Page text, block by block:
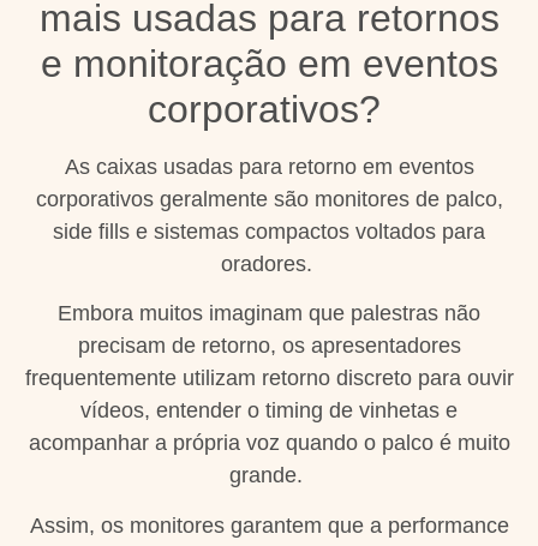
mais usadas para retornos
e monitoração em eventos
corporativos?
As caixas usadas para retorno em eventos
corporativos geralmente são monitores de palco,
side fills e sistemas compactos voltados para
oradores.
Embora muitos imaginam que palestras não
precisam de retorno, os apresentadores
frequentemente utilizam retorno discreto para ouvir
vídeos, entender o timing de vinhetas e
acompanhar a própria voz quando o palco é muito
grande.
Assim, os monitores garantem que a performance